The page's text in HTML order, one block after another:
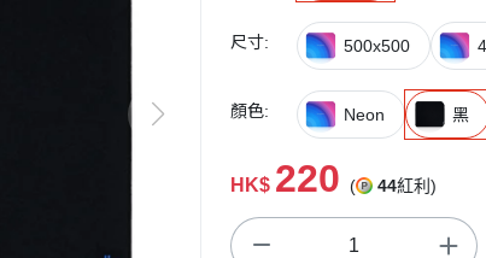
尺寸: 500x500
顏色: Neon 黑
HK$ 220 ( 44紅利)